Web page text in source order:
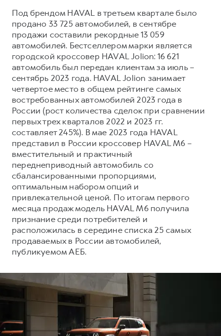
Под брендом HAVAL в третьем квартале было
продано 33 725 автомобилей, в сентябре
продажи составили рекордные 13 059
автомобилей. Бестселлером марки является
городской кроссовер HAVAL Jolion: 16 621
автомобиль был передан клиентам за июль –
сентябрь 2023 года. HAVAL Jolion занимает
четвертое место в общем рейтинге самых
востребованных автомобилей 2023 года в
России (рост количества сделок при сравнении
первых трех кварталов 2022 и 2023 гг.
составляет 245%). В мае 2023 года HAVAL
представил в России кроссовер HAVAL M6 –
вместительный и практичный
переднеприводный автомобиль со
сбалансированными пропорциями,
оптимальным набором опций и
привлекательной ценой. По итогам первого
месяца продаж модель HAVAL M6 получила
признание среди потребителей и
расположилась в середине списка 25 самых
продаваемых в России автомобилей,
публикуемом АЕБ.